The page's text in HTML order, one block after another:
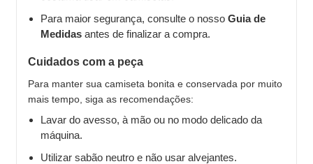
Para maior segurança, consulte o nosso Guia de
Medidas antes de finalizar a compra.
Cuidados com a peça
Para manter sua camiseta bonita e conservada por muito
mais tempo, siga as recomendações:
Lavar do avesso, à mão ou no modo delicado da
máquina.
Utilizar sabão neutro e não usar alvejantes.